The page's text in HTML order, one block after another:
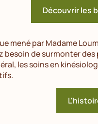
Découvrir les
mené par Madame
besoin de surmonter
les soins en